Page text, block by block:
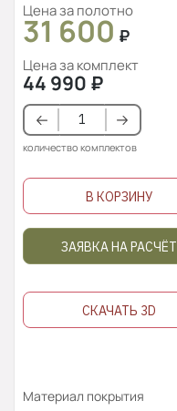
Цена за полотно
31 600 ₽
Цена за комплект
44 990 ₽
количество комплектов
В КОРЗИНУ
ЗАЯВКА НА РАСЧЁТ
СКАЧАТЬ 3D
Материал покрытия